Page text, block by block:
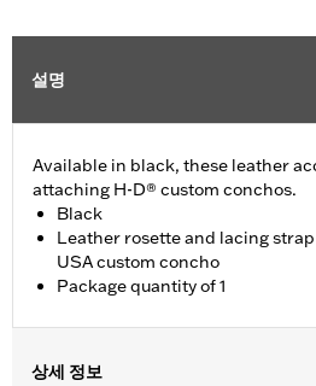
설명
Available in black, these leather
attaching H-D® custom conchos.
Black
Leather rosette and lacing
USA custom concho
Package quantity of 1
상세 정보